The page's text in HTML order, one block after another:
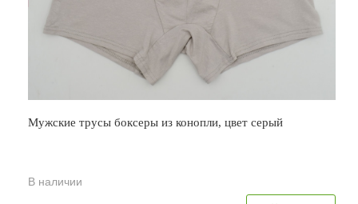
Мужские трусы боксеры из конопли, цвет серый
В наличии